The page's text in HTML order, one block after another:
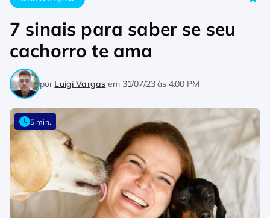
7 sinais para saber se seu
cachorro te ama
por Luigi Vargas em 31/07/23 às 4:00 PM
5 min.